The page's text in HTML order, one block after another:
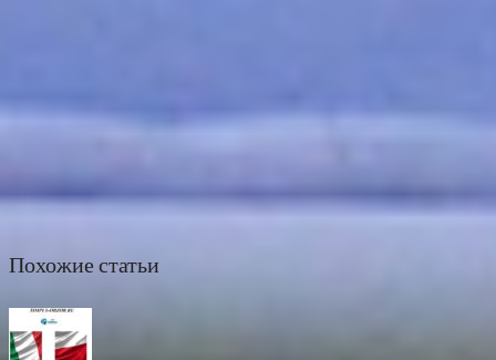
Похожие статьи